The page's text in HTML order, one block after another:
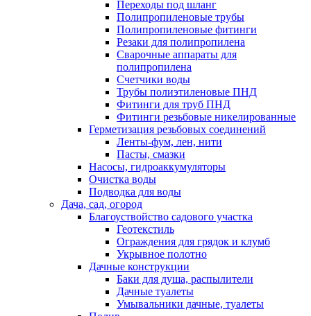
Переходы под шланг
Полипропиленовые трубы
Полипропиленовые фитинги
Резаки для полипропилена
Сварочные аппараты для
полипропилена
Счетчики воды
Трубы полиэтиленовые ПНД
Фитинги для труб ПНД
Фитинги резьбовые никелированные
Герметизация резьбовых соединений
Ленты-фум, лен, нити
Пасты, смазки
Насосы, гидроаккумуляторы
Очистка воды
Подводка для воды
Дача, сад, огород
Благоуствойство садового участка
Геотекстиль
Ограждения для грядок и клумб
Укрывное полотно
Дачные конструкции
Баки для душа, распылители
Дачные туалеты
Умывальники дачные, туалеты